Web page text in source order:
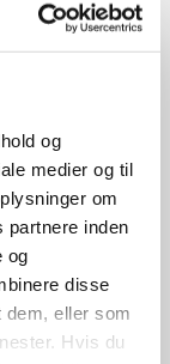
og
medier og til
om
partnere inden
og
disse
dem, eller som
Hvis du